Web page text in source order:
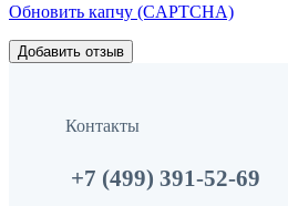
Обновить капчу (CAPTCHA)
Контакты
+7 (499) 391-52-69